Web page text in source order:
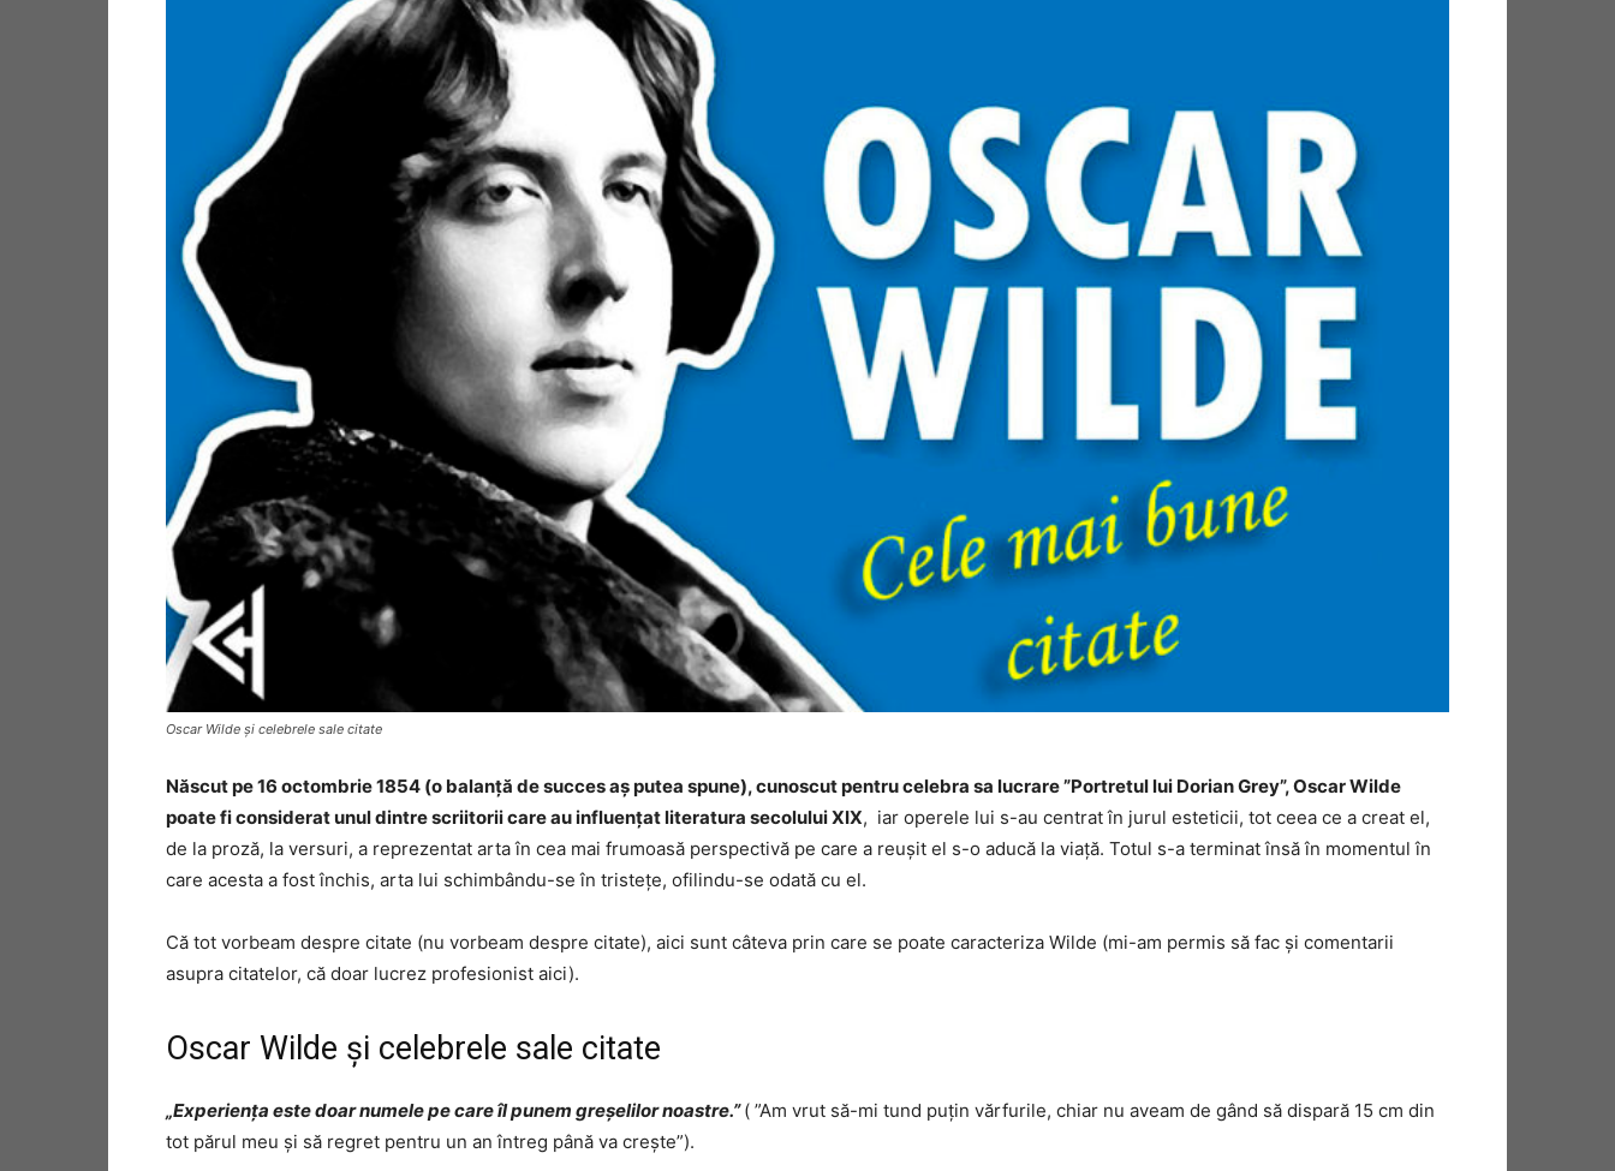
Oscar Wilde și celebrele sale citate
Născut pe 16 octombrie 1854 (o balanță de succes aș putea spune), cunoscut pentru celebra sa lucrare ”Portretul lui Dorian Grey”, Oscar Wilde
poate fi considerat unul dintre scriitorii care au influențat literatura secolului XIX, iar operele lui s-au centrat în jurul esteticii, tot ceea ce a creat el,
de la proză, la versuri, a reprezentat arta în cea mai frumoasă perspectivă pe care a reușit el s-o aducă la viață. Totul s-a terminat însă în momentul în
care acesta a fost închis, arta lui schimbându-se în tristețe, ofilindu-se odată cu el.
Că tot vorbeam despre citate (nu vorbeam despre citate), aici sunt câteva prin care se poate caracteriza Wilde (mi-am permis să fac și comentarii
asupra citatelor, că doar lucrez profesionist aici).
Oscar Wilde și celebrele sale citate
„Experiența este doar numele pe care îl punem greșelilor noastre.”( ”Am vrut să-mi tund puțin vărfurile, chiar nu aveam de gând să dispară 15 cm din
tot părul meu și să regret pentru un an întreg până va crește”).